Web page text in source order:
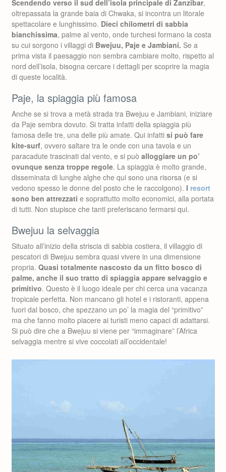
Scendendo verso il sud dell’isola principale di Zanzibar,
oltrepassata la grande baia di Chwaka, si incontra un litorale
spettacolare e lunghissimo. Dieci chilometri di sabbia
bianchissima, palme al vento, onde turchesi formano la costa
su cui sorgono i villaggi di Bwejuu, Paje e Jambiani. Se a
prima vista il paesaggio non sembra cambiare molto, rispetto al
nord dell’isola, bisogna cercare i dettagli per scoprire la magia
di queste località.
Paje, la spiaggia più famosa
Anche se si trova a metà strada tra Bwejuu e Jambiani, iniziare
da Paje sembra dovuto. Si tratta infatti della spiaggia più
famosa delle tre, una delle più amate. Qui infatti si può fare
kite-surf, ovvero saltare tra le onde con una tavola e un
paracadute trascinati dal vento, e si può alloggiare un po’
ovunque senza troppe regole. La spiaggia è molto grande,
disseminata di lunghe alghe che qui sono una risorsa (e si
vedono spesso le donne del posto che le raccolgono). I resort
sono ben attrezzati e soprattutto molto economici, alla portata
di tutti. Non stupisce che tanti preferiscano fermarsi qui.
Bwejuu la selvaggia
Situato all’inizio della striscia di sabbia costiera, il villaggio di
pescatori di Bwejuu sembra quasi vivere in una dimensione
propria. Quasi totalmente nascosto da un fitto bosco di
palme, anche il suo tratto di spiaggia appare selvaggio e
primitivo. Questo è il luogo ideale per chi cerca una vacanza
tropicale perfetta. Non mancano gli hotel e i ristoranti, appena
fuori dal bosco, che spezzano un po’ la magia del “primitivo”
ma che fanno molto piacere ai turisti meno capaci di adattarsi.
Si può dire che a Bwejuu si viene per “immaginare” l’Africa
selvaggia mentre si vive coccolati all’occidentale!